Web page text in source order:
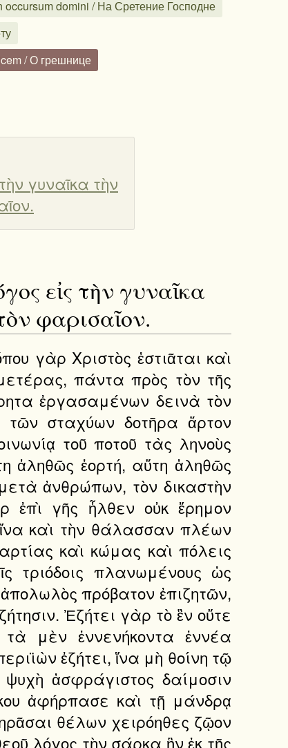
domini / На Сретение Господне
/ О грешнице
γυναῖκα τὴν
εἰς τὴν γυναῖκα
φαρισαῖον.
θεῖον καὶ ἐπουράνιον μεταβάλλει φίλτρον. Ὡς εἶδε γὰρ τὸν Ἰησοῦν ποτὲ μὲν ἀδέως τῇ Σαμαρείτιδι διαλεγόμε νον, ποτὲ δὲ τὴν Χαναναίαν προσιέμενον, ἄλλοτε τῆς αἱμορ ροούσης ἀνακηρύττοντα τὴν κλοπήν, καὶ πῆ μὲν τελώναις συν εσθίοντα, πῆ δὲ τῶν φαρισαίων τοὺς οἴκους καταλαμβάνοντα, ἐλογίσατο· Εἰ πόρνας καὶ ἁμαρτωλοὺς καὶ τελώνας προσίεται, μέχρι πότε ἀκαθέκτως οἰστρῶσα τὸ τῆς ἁμαρτίας πέλαγος ἀντλῶ; Οὐ μένω νέα, οὐ μένω καλή· πάντα γὰρ παρέρχεται, πάντα μαραίνεται, καὶ ἄνθη καὶ κρίνα καὶ τῶν προσώπων τὰ κάλλη. Τί οὖν πάθω ἐφ' οἷς ἔδρασα; Ἤδη γὰρ τὸ τῆς γεέννης πῦρ ἐννοῶ, ἤδη μου τὴν ψυχὴν μετάγνωσις λαμβάνει, ὅτι ἐπ' ὀλέθρῳ τῶν νέων βιαζομένη φανῆναι καλὴ ἐν ταῖς ἀγυίαις τῆς πόλεως, ἐν ταῖς ἀγοραῖς, ἐν ἀμφόδοις ἔτρεχον, δίκτυον μὲν τοὺς πόδας ἔχουσα καὶ σαγήνην τὴν γλῶσσαν. Ὢ πόσους νεανίσκους κατέθελγον μεστὸν ἀναιδείας βλέμμα περιφέρουσα! Ἐπὶ λύμῃ γὰρ τῶν θεατῶν ὡραϊζομένη πῆ μὲν πολυπλόκοις σειραῖς τὴν κεφαλὴν ἐπύργουν, πῆ δὲ νομάδας πλοκάμων ἐκ κορυφῆς εἴων κατὰ μετώπου πλανᾶσθαι· ἄλλοτε δὲ τὰς παρειὰς ἐφοίνισσον καὶ τοὺς ὀφθαλμοὺς κατέγραφον, καὶ ἄλλοτε δακρύων λιβάδας ἠφίουν τῇ κολακείᾳ ἐκτραχηλίζουσα τὴν ψυχήν. Τίς οὖν ἐπὶ τούτοις γένωμαι; Τίνα ἰατρὸν εὕρω τῶν ἀπείρων τούτων παθῶν; Ἐὰν ἀνθρώποις τὰ κατ' ἐμαυτὴν εἴπω, ἀνωφελής μοι γίνεται τῆς ἐξαγορεύσεως ὁ τρόπος. Ἀλλὰ καλύψω τὰ κακά; Ἀλλ' οὐ δύναμαι λαθεῖν· τίνα γὰρ λάθω θεὸν λαθεῖν μὴ δυναμένη; Ποῦ οὖν φύγω πανταχοῦ τὸν δικαστὴν εὑρίσκουσα τὸν μὴ φαινόμενον μέν, πανταχοῦ δὲ διελέγχοντά μου τὰ κακά; Μία μοι σωτηρίας ὑπολέλειπται ἐλπίς, ἕν μοι ἐφόδιον πρόκειται ζωῆς, τὸ τὸν Ἰησοῦν ἐπιγνῶναι καὶ αὐτῷ προσδραμεῖν. Ὁ γὰρ τελώνας προσδεχόμενος οὐκ ἀπαναίνεται πόρνην, ὁ φαρισαίοις συνεσ θίων οὐ παραιτεῖται τῆς ἁμαρτωλοῦ τὰ δάκρυα. Ἐπεὶ οὖν ἔγνων ὡς παρὰ Σιμῶνι φαρισαίῳ κατάγεται, ἀνδρὶ λεπρῷ καὶ ἁμαρτω λῷ, δραμοῦμαι πρὸς αὐτόν. Ἀλλὰ τί αἰτήσω προσελθοῦσα; Ὀφθαλμῶν ὑγίειαν; Ἀλλὰ πρόσκαιρος ἡ χάρις. Νόσου ἀπαλλαγήν; Ἀλλὰ μικρὸν τὸ κατόρθωμα, ὁ γὰρ αἰώνιος θάνατος τοῦ παρόντος ἐστὶ βαρύτερος. Πάντα παρεῖσα τὰ τοῦ σώματος τὸ τῆς ψυχῆς ἐπιζητήσω ἴαμα. Μίαν γὰρ εὑρίσκω λύσιν τῶν ἐπηρτη μένων κακῶν, ἐὰν τὸν δικαστὴν ἴδω, ἐὰν προλάβω τῆς κολάσεως τὸν καιρόν. Μιμήσομαι Ῥαὰβ τὴν πόρνην, γυναικὸς τὸν ἐνάρετον μεταδιώξω τρόπον· οὐδὲν γὰρ παρ' ἡμῶν βούλεται θεὸς ἢ γνώμης ἐναλλαγήν. Ταῦτα εὐσεβῶς ἐπισκεψαμένη καὶ τὴν διάνοιαν πρὸς πίστιν ἐπαλείψασα ἐπεισέρχεται τῷ Ἰησοῦ ὅπου ἀνέκειτο τὴν προτέραν ἀναίδειαν εἰς ὑπόθεσιν παρρησίας λαβοῦσα. Καὶ λέγει μὲν αὐτῷ οὐδέν· οὐ γὰρ ἐτόλμα, ᾔδει γὰρ ὡς ὁ τῶν λογισμῶν ἔφορος οὐ δεῖται λόγων. Τί γὰρ εἰπεῖν εἶχε τῷ τὰ πάντα εἰδότι; Ὅτι ἥμαρτεν; Ὅτι πολλῶν κακῶν ἐργάτις γέγονεν; Ὅτι ἐρῶσα καὶ ἐρωμένη τὴν πάνδημον ἡδονὴν ἐθεράπευσεν; Ταῦτα θεῷ δῆλα ἦν, οὐ πραττόμενα μόνον, ἀλλὰ καὶ ἐν τῷ ἀφανεῖ τῆς ψυχῆς βο